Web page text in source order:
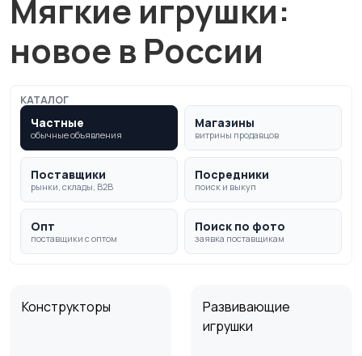
Мягкие игрушки:
новое в России
КАТАЛОГ
Частные
обычные объявления
Магазины
витрины продавцов
Поставщики
рынки, склады, B2B
Посредники
поиск и выкуп
Опт
поставщики с оптом
Поиск по фото
заявка поставщикам
Конструкторы
Развивающие
игрушки